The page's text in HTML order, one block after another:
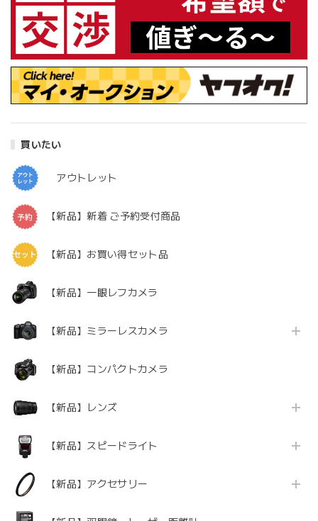
買いたい
アウトレット
【新品】新着 ご予約受付商品
【新品】お買い得セット品
【新品】一眼レフカメラ
【新品】ミラーレスカメラ
【新品】コンパクトカメラ
【新品】レンズ
【新品】スピードライト
【新品】アクセサリー